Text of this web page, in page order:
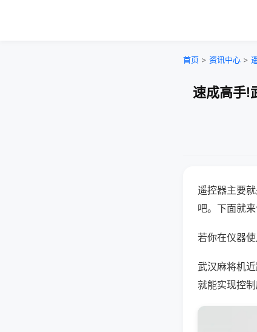
首页 > 资讯中心 >
速成高手!
遥控器主要
吧。下面就
若你在仪器
武汉麻将机
就能实现控制